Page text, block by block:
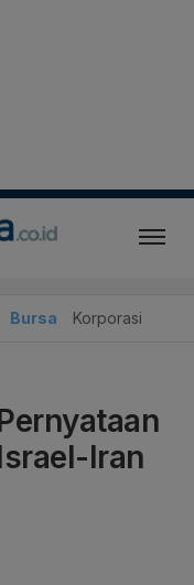
Bursa Korporasi
Iran